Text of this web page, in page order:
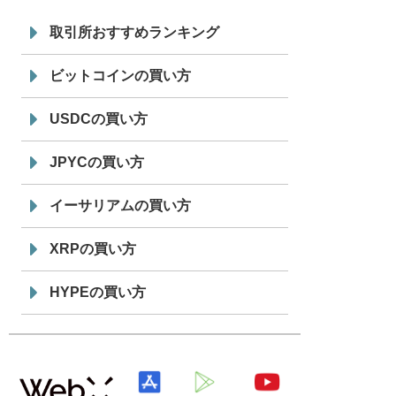
19:30
てステーブルコイン「JPYSC」徹底解
説セミナーを開催
取引所おすすめランキング
ビットコインの買い方
USDCの買い方
JPYCの買い方
イーサリアムの買い方
XRPの買い方
HYPEの買い方